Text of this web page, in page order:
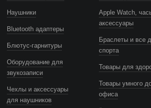
Наушники
Bluetooth адаптеры
Блютус-гарнитуры
Оборудование для
звукозаписи
Чехлы и аксессуары
для наушников
Apple Watch,
аксессуары
Браслеты и все
спорта
Товары для
Товары умного
офиса